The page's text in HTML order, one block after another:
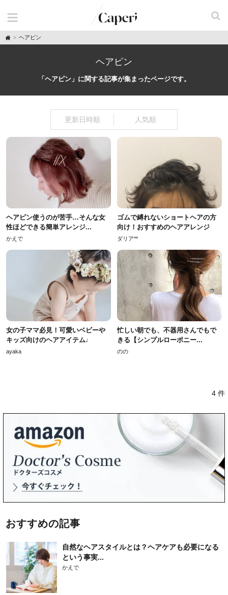
H
o
ヘアピン
ヘアピン
「ヘアピン」に関する記事が集まったページです。
更新日時順 人気順
ヘアピン使うのが苦手…そんな女
性ほどできる簡単アレンジ...
かえで
ゴムで縛れないショートヘアの方
向け！おすすめのヘアアレンジ
ダリア**
女の子ママ必見！可愛いベビーや
キッズ向けのヘアアイテム♩
ayaka
忙しい朝でも、不器用さんでもで
きる【シンプルローポニー...
のの
4 件
おすすめの記事
自然なヘアスタイルとは？ヘアケアも必要になる
という事実...
かえで